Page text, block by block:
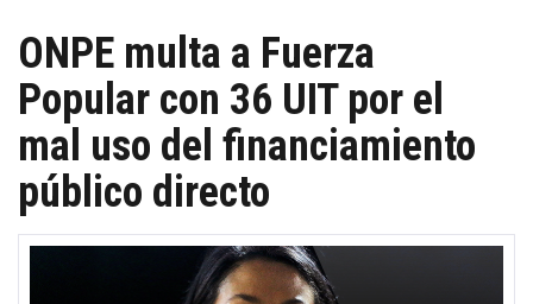
ONPE multa a Fuerza
Popular con 36 UIT por el
mal uso del financiamiento
público directo